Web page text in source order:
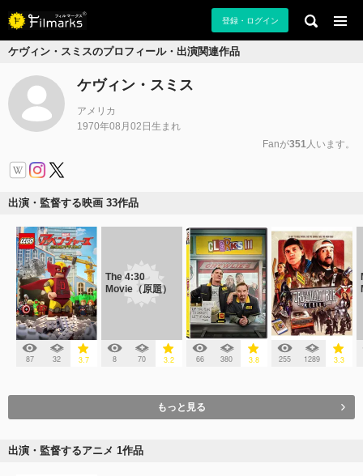
登録・ログイン
ケヴィン・スミスのプロフィール・出演関連作品
ケヴィン・スミス
アメリカ
1970年08月02日生まれ
Fanが351人います。
出演・監督する映画 33作品
87 32 3.7
The 4:30
Movie（原題）
8 70 3.2 66 380 3.8 255 1289 3.3
もっと見る
出演・監督するアニメ 1作品